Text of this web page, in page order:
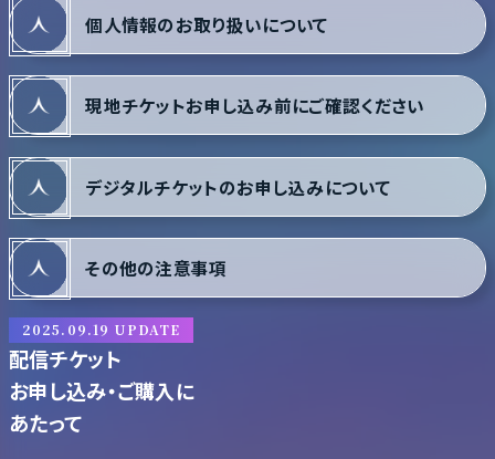
個人情報のお取り扱いについて
現地チケットお申し込み前にご確認ください
デジタルチケットのお申し込みについて
その他の注意事項
2025.09.19 UPDATE
配信チケット
お申し込み・ご購入に
あたって